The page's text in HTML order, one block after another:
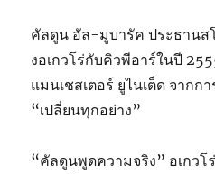
คัลดูน อัล-มูบารัค ประธานส
งอเกวโร่กับคิวพีอาร์ในปี
แมนเชสเตอร์ ยูไนเต็ด จากก
“เปลี่ยนทุกอย่าง”
“คัลดูนพูดความจริง” อเกวโ